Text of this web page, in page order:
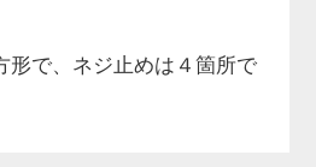
形で、ネジ止めは４箇所で